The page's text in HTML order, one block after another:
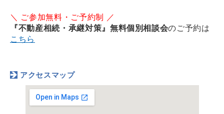
＼ ご参加無料・ご予約制 ／
『不動産相続・承継対策』無料個別相談会のご予約は
こちら
アクセスマップ